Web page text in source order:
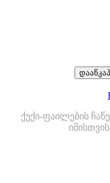
ქუქი-ფაილების